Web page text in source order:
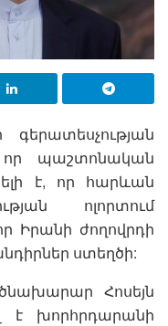
պաշտոնական
է, որ հարևան
ոլորտում
Իրանի ժողովրդի
ստեղծի:
Հոսեյն
է խորհրդարանի